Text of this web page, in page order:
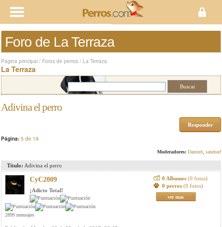
Foro de La Terraza
Página principal / Foros de perros / La Terraza
La Terraza
Adivina el perro
Responder
Página: 5 de 19
Moderadores: Damzel sandrarf
Titulo: Adivina el perro
CyC2009
¡Adicto Total!
2899 mensajes
0 Albumes (0 fotos)
0 perros (0 fotos)
ver mas